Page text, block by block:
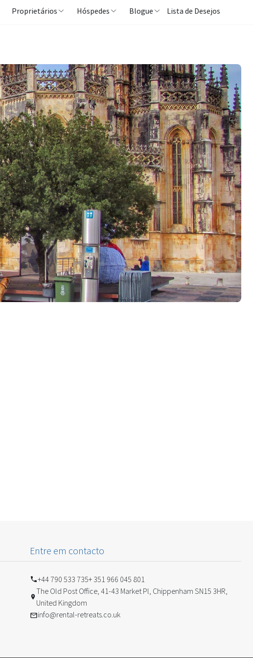
Proprietários Hóspedes Blogue Lista de Desejos
Entre em contacto
+44 790 533 735+ 351 966 045 801
The Old Post Office, 41-43 Market Pl, Chippenham SN15 3HR,
United Kingdom
info@rental-retreats.co.uk